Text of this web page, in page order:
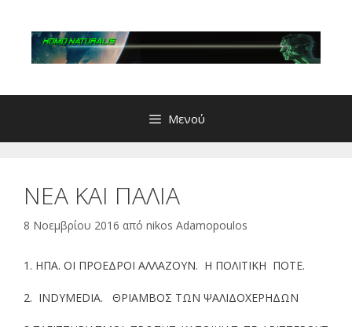
περιεχόμενο
Μενού
ΝΕΑ ΚΑΙ ΠΑΛΙΑ
8 Νοεμβρίου 2016 από nikos Adamopoulos
1. ΗΠΑ. ΟΙ ΠΡΟΕΔΡΟΙ ΑΛΛΑΖΟΥΝ. Η ΠΟΛΙΤΙΚΗ ΠΟΤΕ.
2. INDYMEDIA. ΘΡΙΑΜΒΟΣ ΤΩΝ ΨΑΛΙΔΟΧΕΡΗΔΩΝ